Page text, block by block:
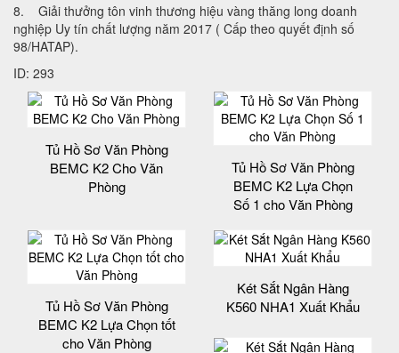
8. Giải thưởng tôn vinh thương hiệu vàng thăng long doanh
nghiệp Uy tín chất lượng năm 2017 ( Cấp theo quyết định số
98/HATAP).
ID: 293
Tủ Hồ Sơ Văn Phòng
BEMC K2 Cho Văn
Phòng
Tủ Hồ Sơ Văn Phòng
BEMC K2 Lựa Chọn
Số 1 cho Văn Phòng
Tủ Hồ Sơ Văn Phòng
BEMC K2 Lựa Chọn tốt
cho Văn Phòng
Két Sắt Ngân Hàng
K560 NHA1 Xuất Khẩu